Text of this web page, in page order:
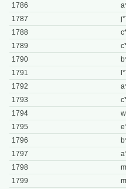
1786
1787
1788
1789
1790
1791
1792
1793
1794
1795
1796
1797
1798
1799